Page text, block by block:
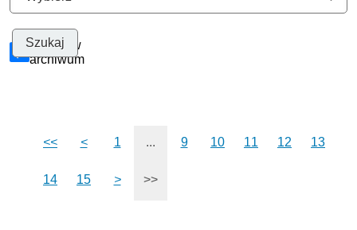
Szukaj w
archiwum
<< < 1 ... 9 10 11 12 13
14 15 > >>